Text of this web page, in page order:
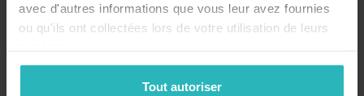
avec d'autres informations que vous leur avez fournies
ou qu'ils ont collectées lors de votre utilisation de leurs
Tout autoriser
Catalogue